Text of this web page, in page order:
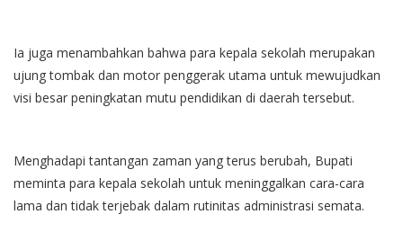
Ia juga menambahkan bahwa para kepala sekolah merupakan
ujung tombak dan motor penggerak utama untuk mewujudkan
visi besar peningkatan mutu pendidikan di daerah tersebut.
Menghadapi tantangan zaman yang terus berubah, Bupati
meminta para kepala sekolah untuk meninggalkan cara-cara
lama dan tidak terjebak dalam rutinitas administrasi semata.